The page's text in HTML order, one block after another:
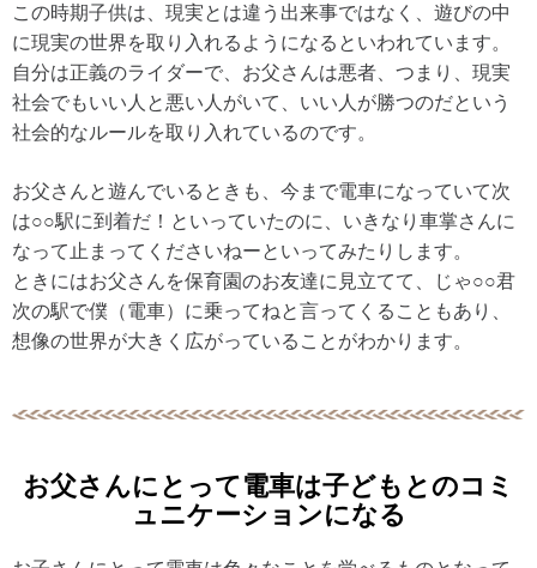
この時期子供は、現実とは違う出来事ではなく、遊びの中
に現実の世界を取り入れるようになるといわれています。
自分は正義のライダーで、お父さんは悪者、つまり、現実
社会でもいい人と悪い人がいて、いい人が勝つのだという
社会的なルールを取り入れているのです。
お父さんと遊んでいるときも、今まで電車になっていて次
は○○駅に到着だ！といっていたのに、いきなり車掌さんに
なって止まってくださいねーといってみたりします。
ときにはお父さんを保育園のお友達に見立てて、じゃ○○君
次の駅で僕（電車）に乗ってねと言ってくることもあり、
想像の世界が大きく広がっていることがわかります。
お父さんにとって電車は子どもとのコミ
ュニケーションになる